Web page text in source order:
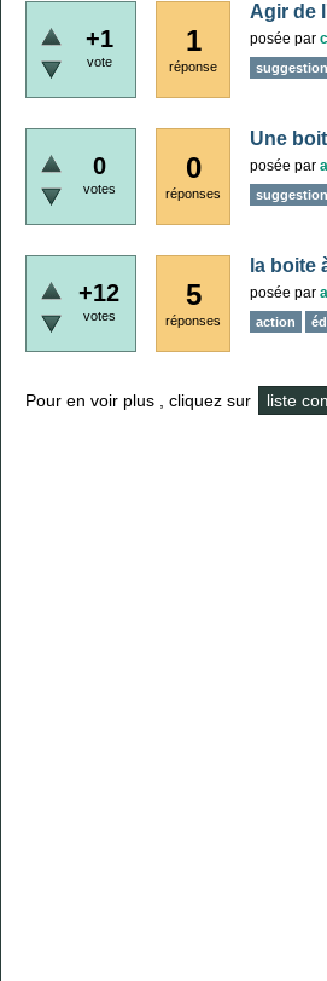
+1
vote
1
réponse
Agir de
posée par
suggestion
0
votes
0
réponses
Une
posée par
suggestion
+12
votes
5
réponses
la boite
posée par
action
Pour en voir plus , cliquez sur liste